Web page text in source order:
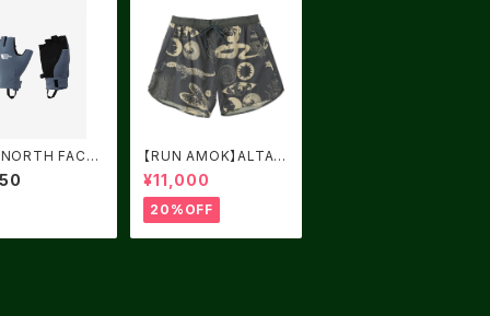
FACE】
ズフィンガーレ
ブ（ユニセック
【RUN AMOK】ALTA
5" CHARCOAL 2
¥11,000
20%OFF